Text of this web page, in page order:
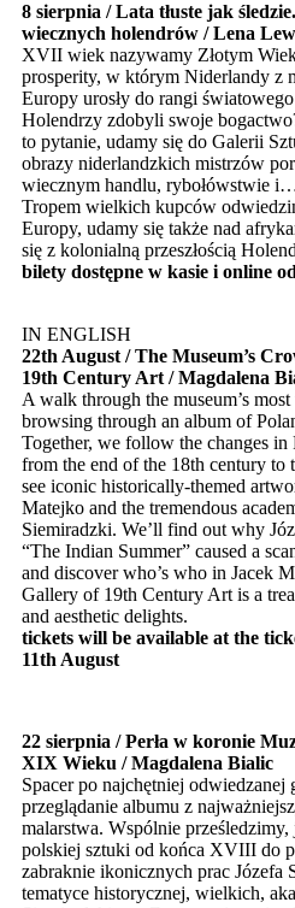
8 sierpnia / Lata tłuste jak
wiecznych holendrów / Lena
XVII wiek nazywamy Złotym
prosperity, w którym Niderlandy z
Europy urosły do rangi
Holendrzy zdobyli swoje
to pytanie, udamy się do Galerii
obrazy niderlandzkich mistrzów
wiecznym handlu, rybołówstwie
Tropem wielkich kupców
Europy, udamy się także nad
się z kolonialną przeszłością
bilety dostępne w kasie i online
IN ENGLISH
22th August / The Museum’s
19th Century Art / Magdalena
A walk through the museum’s
browsing through an album of
Together, we follow the changes in
from the end of the 18th century to
see iconic historically-themed
Matejko and the tremendous
Siemiradzki. We’ll find out why
“The Indian Summer” caused a
and discover who’s who in Jacek
Gallery of 19th Century Art is a
and aesthetic delights.
tickets will be available at the
11th August
22 sierpnia / Perła w koronie
XIX Wieku / Magdalena Bialic
Spacer po najchętniej
przeglądanie albumu z
malarstwa. Wspólnie prześledzimy,
polskiej sztuki od końca XVIII do
zabraknie ikonicznych prac Józefa
tematyce historycznej, wielkich,